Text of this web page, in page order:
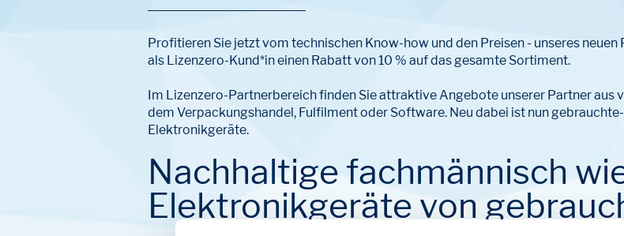
Profitieren Sie jetzt vom technischen Know-how und den Preisen - unseres neuen
als Lizenzero-Kund*in einen Rabatt von 10 % auf das gesamte Sortiment.
Im Lizenzero-Partnerbereich finden Sie attraktive Angebote unserer Partner aus
dem Verpackungshandel, Fulfilment oder Software. Neu dabei ist nun
Elektronikgeräte.
Nachhaltige fachmännisch
Elektronikgeräte von